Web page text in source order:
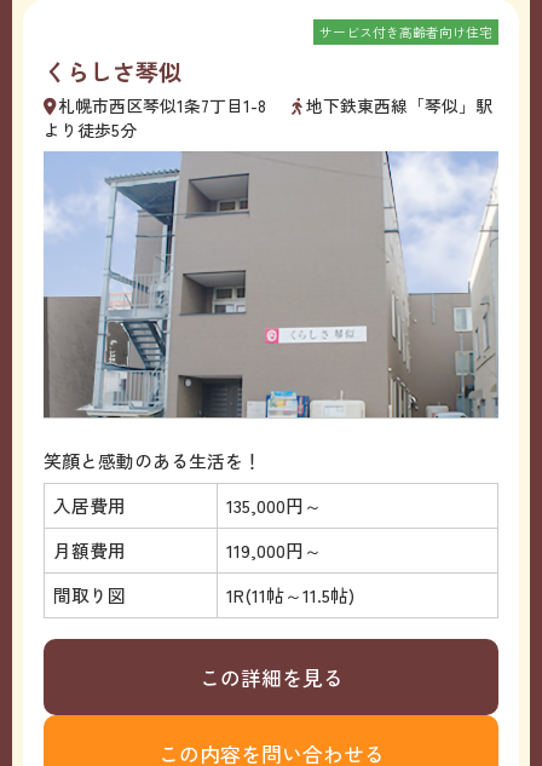
くらしさ琴似
サービス付き高齢者向け住宅
札幌市西区琴似1条7丁目1-8
地下鉄東西線「琴似」駅
より徒歩5分
笑顔と感動のある生活を！
入居費用
135,000円～
月額費用
119,000円～
間取り図
1R(11帖～11.5帖)
この詳細を見る
この内容を問い合わせる